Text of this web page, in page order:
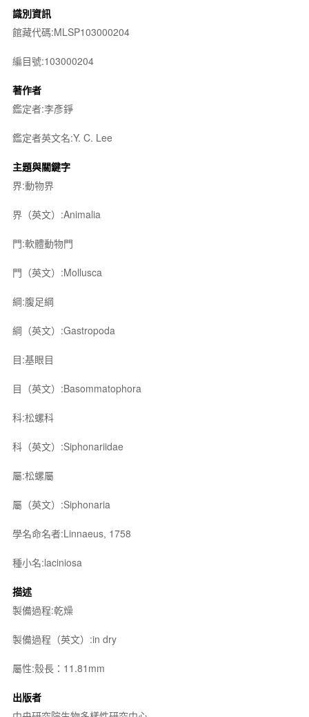
識別資訊
館藏代碼:MLSP103000204
編目號:103000204
著作者
鑑定者:李彥錚
鑑定者英文名:Y. C. Lee
主題與關鍵字
界:動物界
界（英文）:Animalia
門:軟體動物門
門（英文）:Mollusca
綱:腹足綱
綱（英文）:Gastropoda
目:基眼目
目（英文）:Basommatophora
科:松螺科
科（英文）:Siphonariidae
屬:松螺屬
屬（英文）:Siphonaria
學名命名者:Linnaeus, 1758
種小名:laciniosa
描述
製備過程:乾燥
製備過程（英文）:in dry
屬性:殼長：11.81mm
出版者